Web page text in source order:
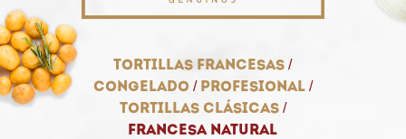
Tortillas francesas /
Congelado/ Profesional/
Tortillas clásicas/
Francesa natural